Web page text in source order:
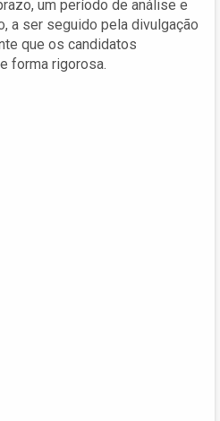
um período de análise e
a ser seguido pela divulgação
que os candidatos
forma rigorosa.